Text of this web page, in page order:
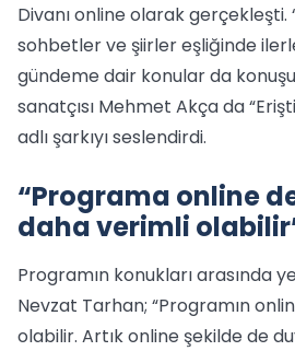
Divanı online olarak gerçekleşti.
sohbetler ve şiirler eşliğinde
gündeme dair konular da
sanatçısı Mehmet Akça da
adlı şarkıyı seslendirdi.
“Programa online
daha verimli
Programın konukları arasında
Nevzat Tarhan; “Programın
olabilir. Artık online şekilde de